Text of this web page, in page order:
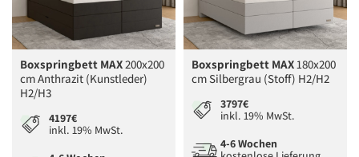
Boxspringbett MAX200x200
cm Anthrazit (Kunstleder)
H2/H3
4197€
inkl. 19% MwSt.
Boxspringbett MAX180x200
cm Silbergrau (Stoff) H2/H2
3797€
inkl. 19% MwSt.
4-6 Wochen